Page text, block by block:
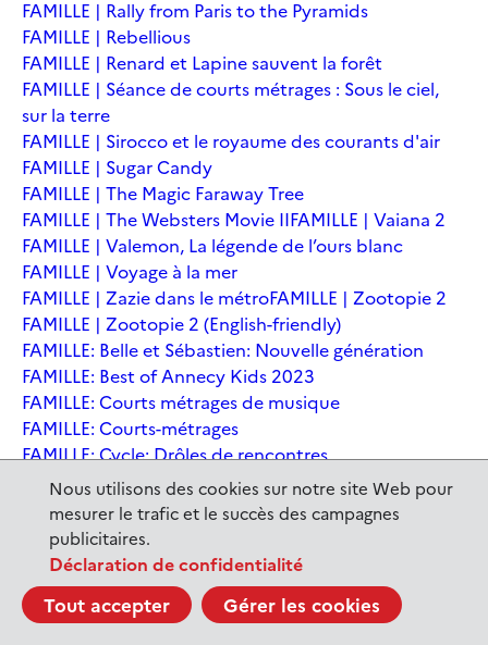
Nous utilisons des cookies sur notre site Web pour
mesurer le trafic et le succès des campagnes
publicitaires.
Déclaration de confidentialité
Tout accepter Gérer les cookies
FAMILLE | Rally from Paris to the Pyramids
FAMILLE | Rebellious
FAMILLE | Renard et Lapine sauvent la forêt
FAMILLE | Séance de courts métrages : Sous le ciel,
sur la terre
FAMILLE | Sirocco et le royaume des courants d'air
FAMILLE | Sugar Candy
FAMILLE | The Magic Faraway Tree
FAMILLE | The Websters Movie IIFAMILLE | Vaiana 2
FAMILLE | Valemon, La légende de l’ours blanc
FAMILLE | Voyage à la mer
FAMILLE | Zazie dans le métroFAMILLE | Zootopie 2
FAMILLE | Zootopie 2 (English-friendly)
FAMILLE: Belle et Sébastien: Nouvelle génération
FAMILLE: Best of Annecy Kids 2023
FAMILLE: Courts métrages de musique
FAMILLE: Courts-métrages
FAMILLE: Cycle: Drôles de rencontres
FAMILLE: En sortant de l'école - Andrée Chedid
FAMILLE: Ernest et Célestine: Le voyage en Charabie
FAMILLE: Festival International du court métrage
Clermont-Ferrand
FAMILLE: Kina et Yuk, renards de la banquise
FAMILLE: La Pat' Patrouille : La Super Patrouille, le film